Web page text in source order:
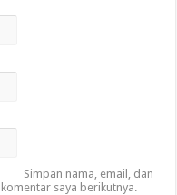
Simpan nama, email, dan
saya berikutnya.